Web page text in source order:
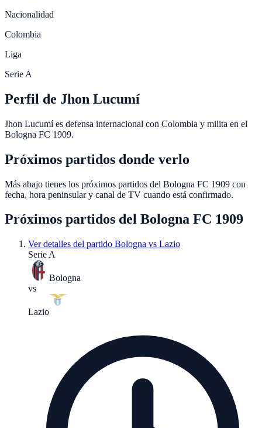
Nacionalidad
Colombia
Liga
Serie A
Perfil de Jhon Lucumí
Jhon Lucumí es defensa internacional con Colombia y milita en el
Bologna FC 1909.
Próximos partidos donde verlo
Más abajo tienes los próximos partidos del Bologna FC 1909 con
fecha, hora peninsular y canal de TV cuando está confirmado.
Próximos partidos del Bologna FC 1909
Ver detalles del partido Bologna vs Lazio
Serie A
Bologna
vs
Lazio